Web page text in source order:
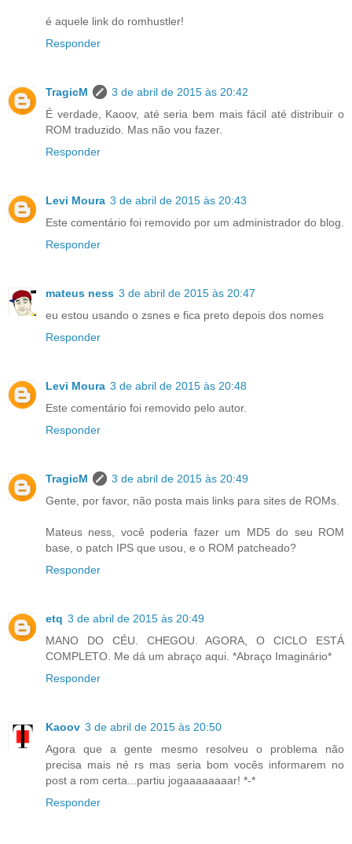
é aquele link do romhustler!
Responder
TragicM
3 de abril de 2015 às 20:42
É verdade, Kaoov, até seria bem mais fácil até distribuir o
ROM traduzido. Mas não vou fazer.
Responder
Levi Moura 3 de abril de 2015 às 20:43
Este comentário foi removido por um administrador do blog.
Responder
mateus ness 3 de abril de 2015 às 20:47
eu estou usando o zsnes e fica preto depois dos nomes
Responder
Levi Moura 3 de abril de 2015 às 20:48
Este comentário foi removido pelo autor.
Responder
TragicM
3 de abril de 2015 às 20:49
Gente, por favor, não posta mais links para sites de ROMs.
Mateus ness, você poderia fazer um MD5 do seu ROM
base, o patch IPS que usou, e o ROM patcheado?
Responder
etq 3 de abril de 2015 às 20:49
MANO DO CÉU. CHEGOU. AGORA, O CICLO ESTÁ
COMPLETO. Me dá um abraço aqui. *Abraço Imaginário*
Responder
Kaoov 3 de abril de 2015 às 20:50
Agora que a gente mesmo resolveu o problema não
precisa mais né rs mas seria bom vocês informarem no
post a rom certa...partiu jogaaaaaaaar! *-*
Responder